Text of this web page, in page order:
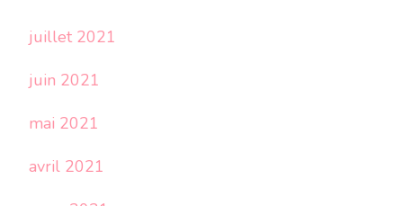
juillet 2021
juin 2021
mai 2021
avril 2021